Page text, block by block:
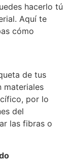
hacerlo tú
Aquí te
cómo
de tus
materiales
por lo
del
las fibras o